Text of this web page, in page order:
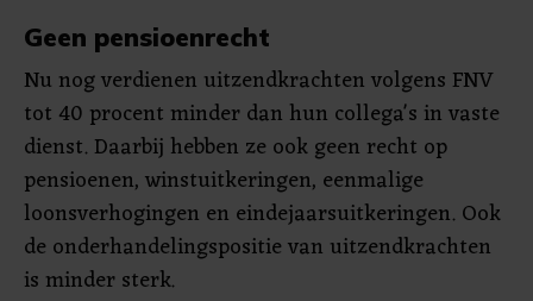
Geen pensioenrecht
Nu nog verdienen uitzendkrachten volgens FNV
tot 40 procent minder dan hun collega's in vaste
dienst. Daarbij hebben ze ook geen recht op
pensioenen, winstuitkeringen, eenmalige
loonsverhogingen en eindejaarsuitkeringen. Ook
de onderhandelingspositie van uitzendkrachten
is minder sterk.